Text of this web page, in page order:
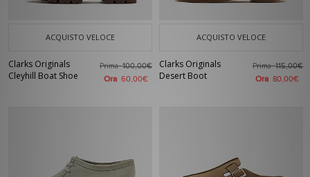
ACQUISTO VELOCE
Clarks Originals
Cleyhill Boat Shoe
Prima100,00€
Ora 60,00€
ACQUISTO VELOCE
Clarks Originals
Desert Boot
Prima115,00€
Ora 80,00€